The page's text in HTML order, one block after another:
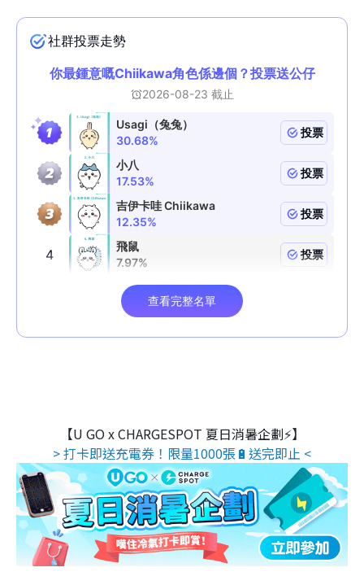
【U GO x CHARGESPOT 夏日消暑企劃⚡】
> 打卡即送充電券！限量1000張🔋送完即止 <